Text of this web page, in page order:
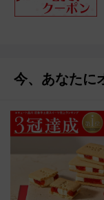
今、あなたに